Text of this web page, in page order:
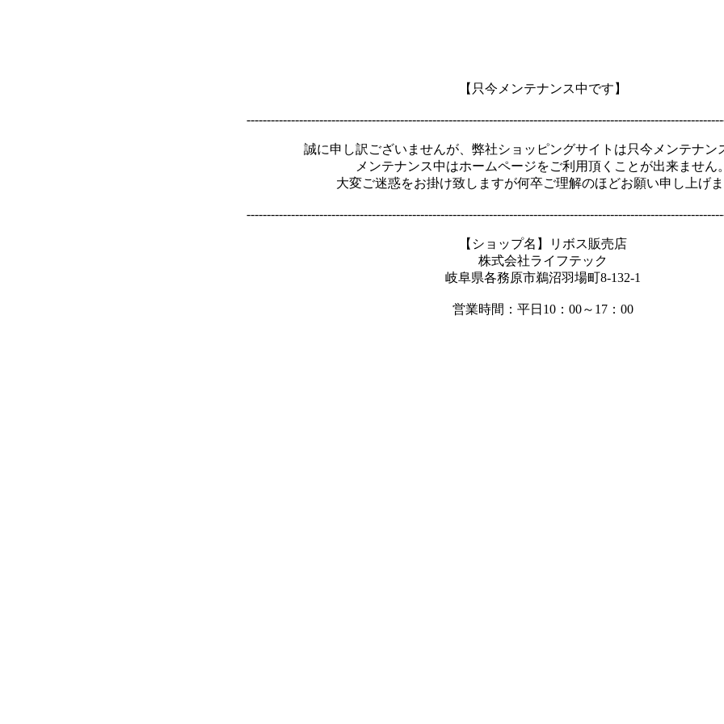
【只今メンテナンス中です】
誠に申し訳ございませんが、弊社ショッピングサイトは只今メンテナン
メンテナンス中はホームページをご利用頂くことが出来ません。
大変ご迷惑をお掛け致しますが何卒ご理解のほどお願い申し上げま
【ショップ名】リボス販売店
株式会社ライフテック
岐阜県各務原市鵜沼羽場町8-132-1
営業時間：平日10：00～17：00